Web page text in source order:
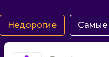
Недорогие Самые